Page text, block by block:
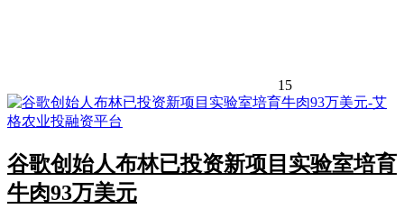
15
谷歌创始人布林已投资新项目实验室培育
牛肉93万美元